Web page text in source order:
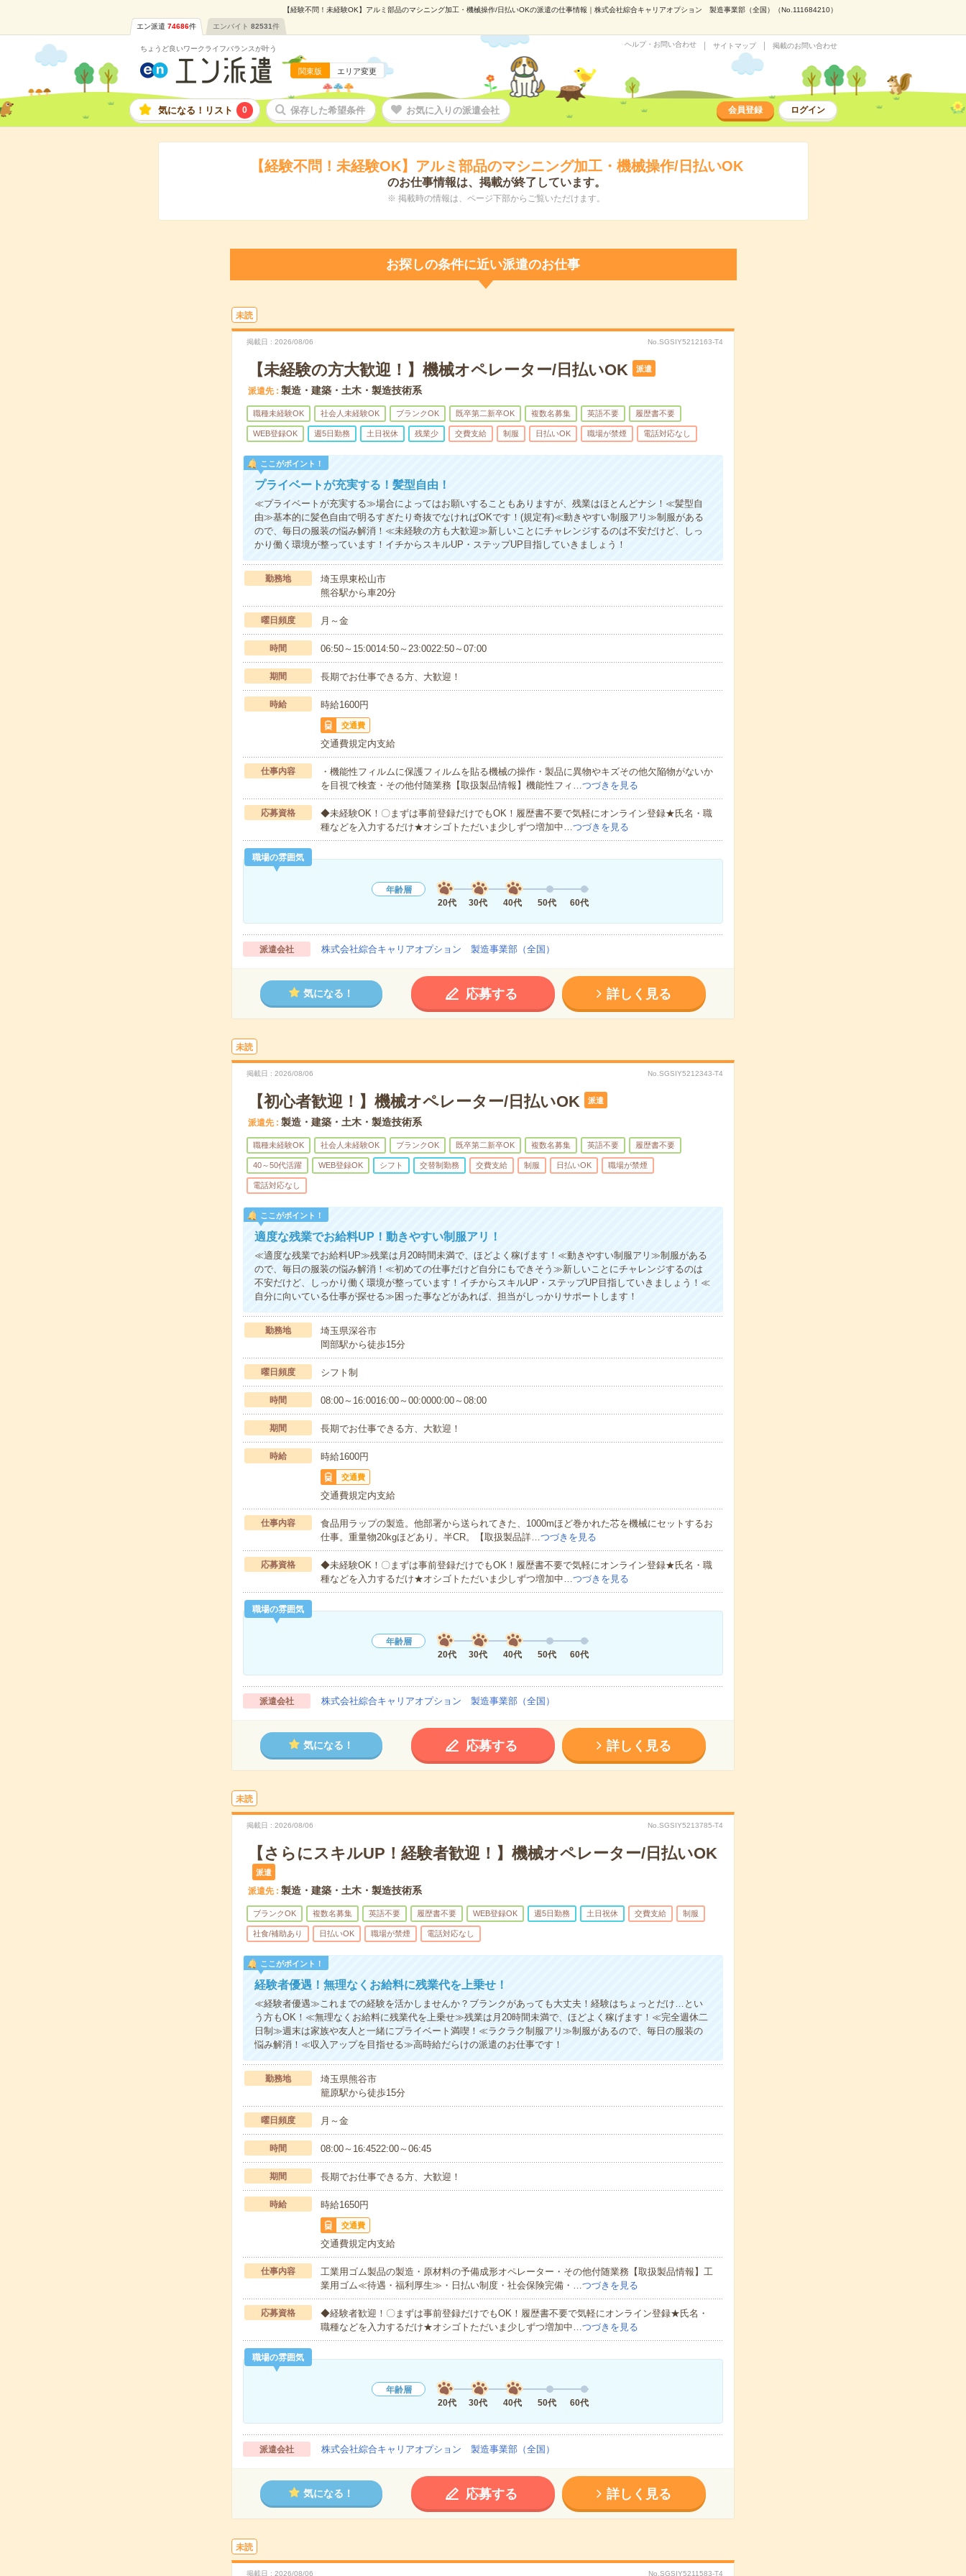
【経験不問！未経験OK】アルミ部品のマシニング加工・機械操作/日払いOKの派遣の仕事情報｜株式会社綜合キャリアオプション 製造事業部（全国）（No.111684210）
エン派遣 74686件 エンバイト 82531件
ちょうど良いワークライフバランスが叶う
関東版 エリア変更
ヘルプ・お問い合わせ サイトマップ 掲載のお問い合わせ
気になる！リスト 0 保存した希望条件 お気に入りの派遣会社 会員登録 ログイン
【経験不問！未経験OK】アルミ部品のマシニング加工・機械操作/日払いOK
のお仕事情報は、掲載が終了しています。
※ 掲載時の情報は、ページ下部からご覧いただけます。
お探しの条件に近い派遣のお仕事
未読
掲載日 2026/08/06 No.SGSIY5212163-T4
【未経験の方大歓迎！】機械オペレーター/日払いOK 派遣
派遣先 製造・建築・土木・製造技術系
職種未経験OK 社会人未経験OK ブランクOK 既卒第二新卒OK 複数名募集 英語不要 履歴書不要
WEB登録OK 週5日勤務 土日祝休 残業少 交費支給 制服 日払いOK 職場が禁煙 電話対応なし
ここがポイント！
プライベートが充実する！髪型自由！
≪プライベートが充実する≫場合によってはお願いすることもありますが、残業はほとんどナシ！≪髪型自
由≫基本的に髪色自由で明るすぎたり奇抜でなければOKです！(規定有)≪動きやすい制服アリ≫制服がある
ので、毎日の服装の悩み解消！≪未経験の方も大歓迎≫新しいことにチャレンジするのは不安だけど、しっ
かり働く環境が整っています！イチからスキルUP・ステップUP目指していきましょう！
勤務地
埼玉県東松山市
熊谷駅から車20分
曜日頻度 月～金
時間 06:50～15:0014:50～23:0022:50～07:00
期間 長期でお仕事できる方、大歓迎！
時給 時給1600円
交通費
交通費規定内支給
仕事内容
・機能性フィルムに保護フィルムを貼る機械の操作・製品に異物やキズその他欠陥物がないか
を目視で検査・その他付随業務【取扱製品情報】機能性フィ…つづきを見る
応募資格
◆未経験OK！〇まずは事前登録だけでもOK！履歴書不要で気軽にオンライン登録★氏名・職
種などを入力するだけ★オシゴトただいま少しずつ増加中…つづきを見る
職場の雰囲気
年齢層
20代
30代 40代 50代 60代
派遣会社 株式会社綜合キャリアオプション 製造事業部（全国）
気になる！ 応募する 詳しく見る
未読
掲載日 2026/08/06 No.SGSIY5212343-T4
【初心者歓迎！】機械オペレーター/日払いOK 派遣
派遣先 製造・建築・土木・製造技術系
職種未経験OK 社会人未経験OK ブランクOK 既卒第二新卒OK 複数名募集 英語不要 履歴書不要
40～50代活躍 WEB登録OK シフト 交替制勤務 交費支給 制服 日払いOK 職場が禁煙
電話対応なし
ここがポイント！
適度な残業でお給料UP！動きやすい制服アリ！
≪適度な残業でお給料UP≫残業は月20時間未満で、ほどよく稼げます！≪動きやすい制服アリ≫制服がある
ので、毎日の服装の悩み解消！≪初めての仕事だけど自分にもできそう≫新しいことにチャレンジするのは
不安だけど、しっかり働く環境が整っています！イチからスキルUP・ステップUP目指していきましょう！≪
自分に向いている仕事が探せる≫困った事などがあれば、担当がしっかりサポートします！
勤務地
埼玉県深谷市
岡部駅から徒歩15分
曜日頻度 シフト制
時間 08:00～16:0016:00～00:0000:00～08:00
期間 長期でお仕事できる方、大歓迎！
時給 時給1600円
交通費
交通費規定内支給
仕事内容
食品用ラップの製造。他部署から送られてきた、1000mほど巻かれた芯を機械にセットするお
仕事。重量物20kgほどあり。半CR。【取扱製品詳…つづきを見る
応募資格
◆未経験OK！〇まずは事前登録だけでもOK！履歴書不要で気軽にオンライン登録★氏名・職
種などを入力するだけ★オシゴトただいま少しずつ増加中…つづきを見る
職場の雰囲気
年齢層
20代
30代 40代 50代 60代
派遣会社 株式会社綜合キャリアオプション 製造事業部（全国）
気になる！ 応募する 詳しく見る
未読
掲載日 2026/08/06 No.SGSIY5213785-T4
【さらにスキルUP！経験者歓迎！】機械オペレーター/日払いOK
派遣
派遣先 製造・建築・土木・製造技術系
ブランクOK 複数名募集 英語不要 履歴書不要 WEB登録OK 週5日勤務 土日祝休 交費支給 制服
社食/補助あり 日払いOK 職場が禁煙 電話対応なし
ここがポイント！
経験者優遇！無理なくお給料に残業代を上乗せ！
≪経験者優遇≫これまでの経験を活かしませんか？ブランクがあっても大丈夫！経験はちょっとだけ…とい
う方もOK！≪無理なくお給料に残業代を上乗せ≫残業は月20時間未満で、ほどよく稼げます！≪完全週休二
日制≫週末は家族や友人と一緒にプライベート満喫！≪ラクラク制服アリ≫制服があるので、毎日の服装の
悩み解消！≪収入アップを目指せる≫高時給だらけの派遣のお仕事です！
勤務地
埼玉県熊谷市
籠原駅から徒歩15分
曜日頻度 月～金
時間 08:00～16:4522:00～06:45
期間 長期でお仕事できる方、大歓迎！
時給 時給1650円
交通費
交通費規定内支給
仕事内容
工業用ゴム製品の製造・原材料の予備成形オペレーター・その他付随業務【取扱製品情報】工
業用ゴム≪待遇・福利厚生≫・日払い制度・社会保険完備・…つづきを見る
応募資格
◆経験者歓迎！〇まずは事前登録だけでもOK！履歴書不要で気軽にオンライン登録★氏名・
職種などを入力するだけ★オシゴトただいま少しずつ増加中…つづきを見る
職場の雰囲気
年齢層
20代
30代 40代 50代 60代
派遣会社 株式会社綜合キャリアオプション 製造事業部（全国）
気になる！ 応募する 詳しく見る
未読
掲載日 2026/08/06 No.SGSIY5211583-T4